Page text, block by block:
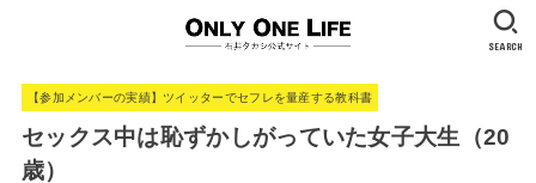
SEARCH
【参加メンバーの実績】ツイッターでセフレを量産する教科書
セックス中は恥ずかしがっていた女子大生（20
歳）